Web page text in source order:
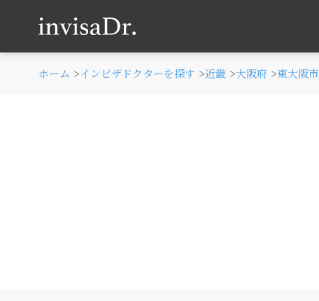
ホーム インビザドクターを探す 近畿 大阪府 東大阪市